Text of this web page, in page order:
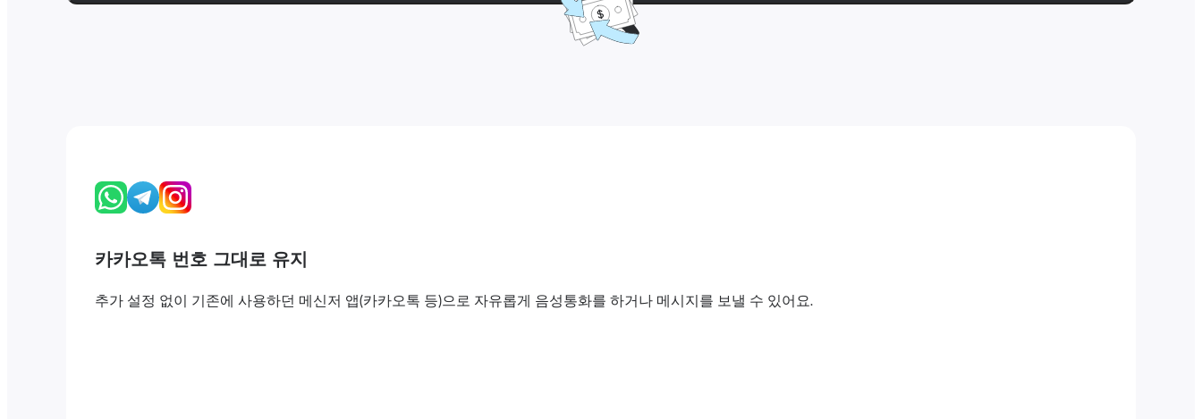
카카오톡 번호 그대로 유지
추가 설정 없이 기존에 사용하던 메신저 앱(카카오톡 등)으로 자유롭게 음성통화를 하거나 메시지를 보낼 수 있어요.